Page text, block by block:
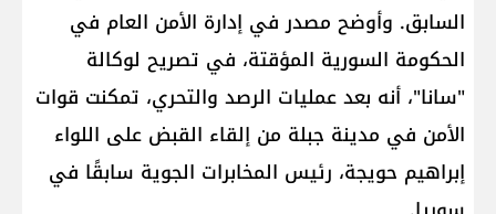
السابق. وأوضح مصدر في إدارة الأمن العام في
الحكومة السورية المؤقتة، في تصريح لوكالة
"سانا"، أنه بعد عمليات الرصد والتحري، تمكنت قوات
الأمن في مدينة جبلة من إلقاء القبض على اللواء
إبراهيم حويجة، رئيس المخابرات الجوية سابقًا في